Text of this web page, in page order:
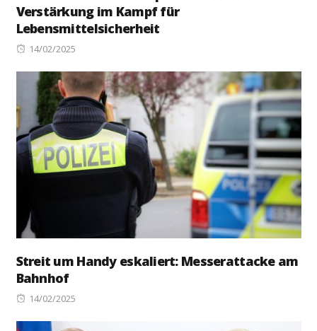
Verstärkung im Kampf für
Lebensmittelsicherheit
Posted
14/02/2025
Streit um Handy eskaliert: Messerattacke am
Bahnhof
Posted
14/02/2025